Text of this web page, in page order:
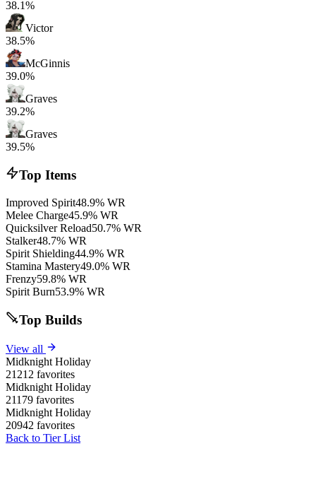
38.1%
Victor
38.5%
McGinnis
39.0%
Graves
39.2%
Graves
39.5%
Top Items
Improved Spirit48.9% WR
Melee Charge45.9% WR
Quicksilver Reload50.7% WR
Stalker48.7% WR
Spirit Shielding44.9% WR
Stamina Mastery49.0% WR
Frenzy59.8% WR
Spirit Burn53.9% WR
Top Builds
View all
Midknight Holiday
21212 favorites
Midknight Holiday
21179 favorites
Midknight Holiday
20942 favorites
Back to Tier List